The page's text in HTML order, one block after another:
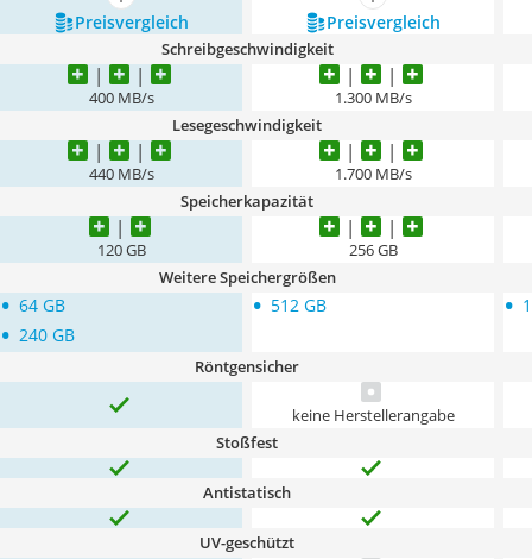
Preis­vergleich
Preis­vergleich
Schreibgeschwindigkeit
400 MB/s 1.300 MB/s
Lesegeschwindigkeit
440 MB/s 1.700 MB/s
Speicherkapazität
120 GB 256 GB
Weitere Speichergrößen
• 64 GB
• 240 GB
• 512 GB •
Röntgensicher
keine Herstellerangabe
Stoßfest
Antistatisch
UV-geschützt